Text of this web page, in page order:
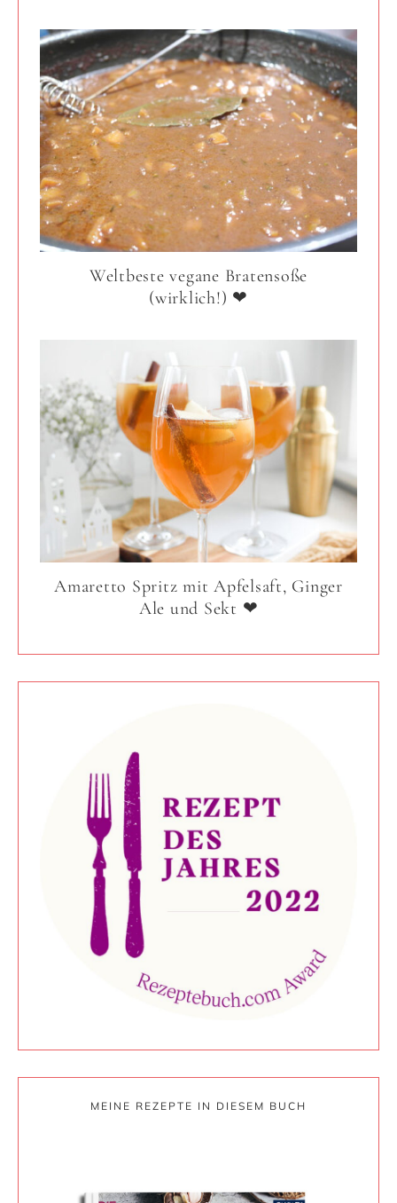
Weltbeste vegane Bratensoße
(wirklich!) ❤
Amaretto Spritz mit Apfelsaft, Ginger
Ale und Sekt ❤
MEINE REZEPTE IN DIESEM BUCH